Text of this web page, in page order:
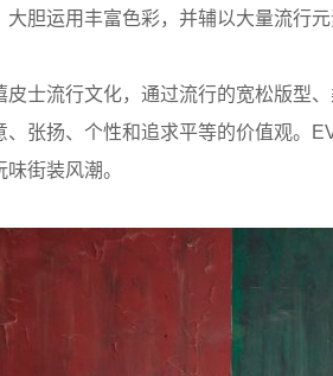
胆运用丰富色彩，并辅以大量流行
流行文化，通过流行的宽松版型、
、张扬、个性和追求平等的价值观。
街装风潮。